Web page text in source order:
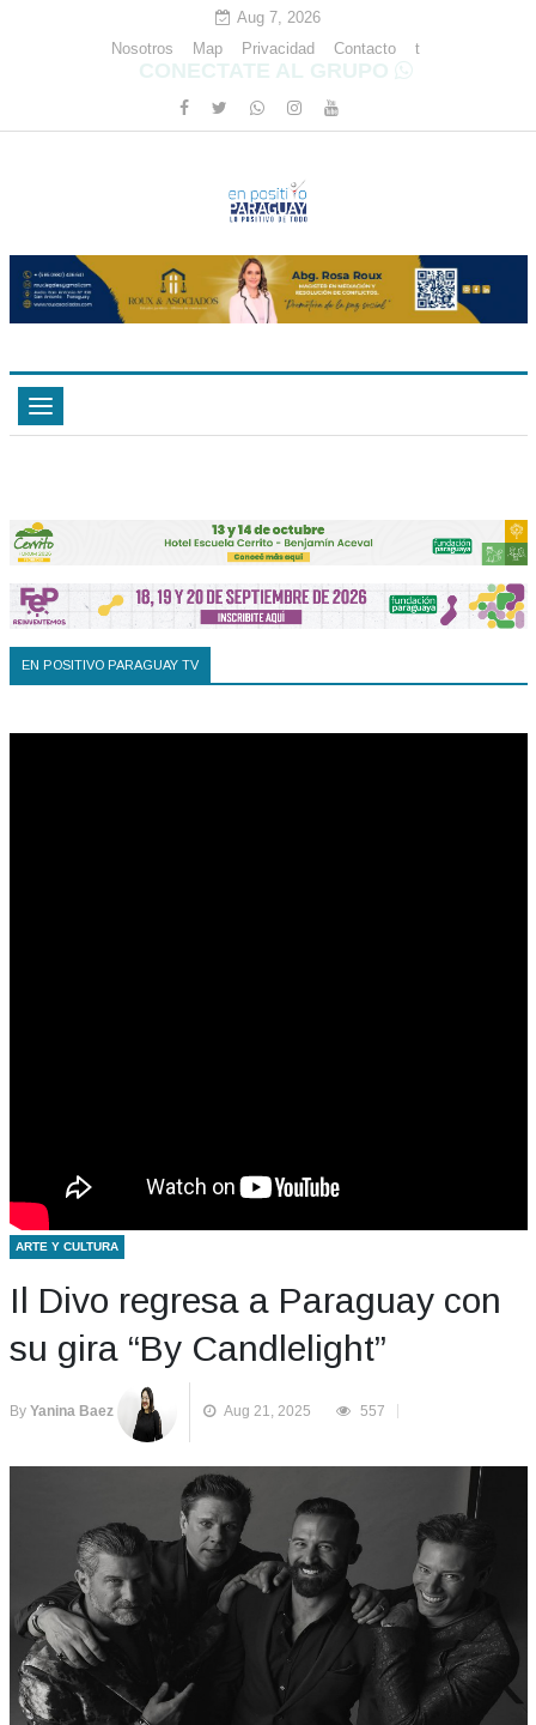
Aug 7, 2026
Nosotros
Map Privacidad Contacto t
CONECTATE AL GRUPO
Toggle
navigation
EN POSITIVO PARAGUAY TV
ARTE Y CULTURA
Il Divo regresa a Paraguay con
su gira “By Candlelight”
By Yanina Baez Aug 21, 2025 557